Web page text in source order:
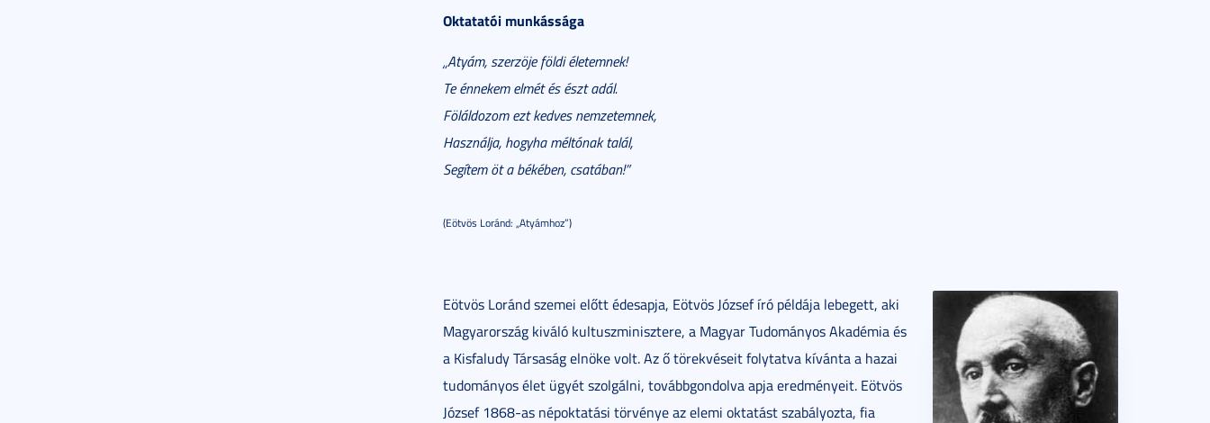
Oktatatói munkássága
„Atyám, szerzöje földi életemnek!
Te énnekem elmét és észt adál.
Föláldozom ezt kedves nemzetemnek,
Használja, hogyha méltónak talál,
Segítem öt a békében, csatában!”
(Eötvös Loránd: „Atyámhoz”)
Eötvös Loránd szemei előtt édesapja, Eötvös József író példája lebegett, aki
Magyarország kiváló kultuszminisztere, a Magyar Tudományos Akadémia és
a Kisfaludy Társaság elnöke volt. Az ő törekvéseit folytatva kívánta a hazai
tudományos élet ügyét szolgálni, továbbgondolva apja eredményeit. Eötvös
József 1868-as népoktatási törvénye az elemi oktatást szabályozta, fia